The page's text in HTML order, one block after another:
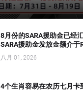
8月份的SARA援助金已经
SARA援助金发放金额介于
八月 01, 2026
4个生肖容易在农历七月卡